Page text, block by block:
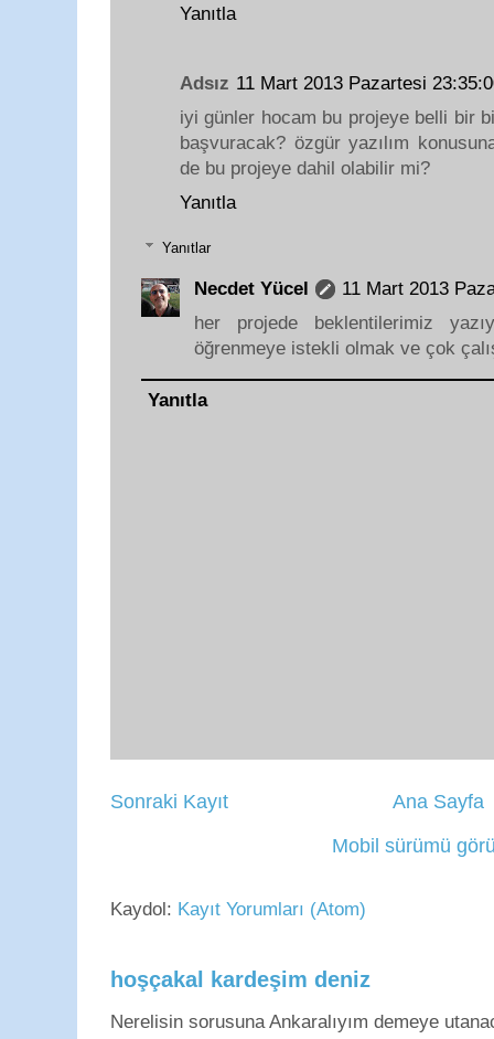
Yanıtla
Adsız 11 Mart 2013 Pazartesi
iyi günler hocam bu projeye belli bir
başvuracak? özgür yazılım
de bu projeye dahil olabilir mi?
Yanıtla
Yanıtlar
Necdet Yücel
11 Mart 2013
her projede beklentilerimiz
öğrenmeye istekli olmak ve çok
Yanıtla
Sonraki Kayıt
Ana Sayfa
Mobil sürümü
Kaydol: Kayıt Yorumları (Atom)
hoşçakal kardeşim deniz
Nerelisin sorusuna Ankaralıyım demeye